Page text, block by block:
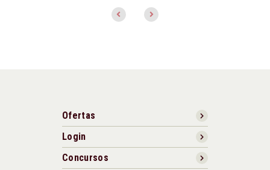
Ofertas
Login
Concursos